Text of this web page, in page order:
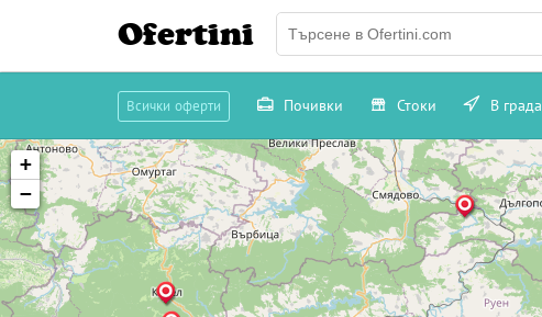
Ofertini
Всички оферти Почивки Стоки В града
+
−